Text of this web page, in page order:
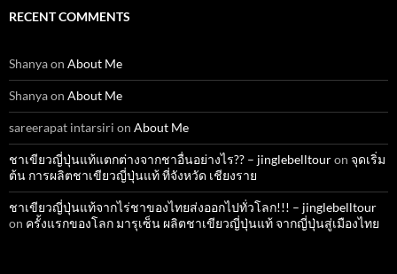
RECENT COMMENTS
Shanyaon About Me
Shanyaon About Me
sareerapat intarsiri on About Me
ชาเขียวญี่ปุ่นแท้แตกต่างจากชาอื่นอย่างไร?? – jinglebelltouron จุดเริ่ม
ต้น การผลิตชาเขียวญี่ปุ่นแท้ ที่จังหวัด เชียงราย
ชาเขียวญี่ปุ่นแท้จากไร่ชาของไทยส่งออกไปทั่วโลก!!! – jinglebelltour
on ครั้งแรกของโลก มารุเซ็น ผลิตชาเขียวญี่ปุ่นแท้ จากญี่ปุ่นสู่เมืองไทย